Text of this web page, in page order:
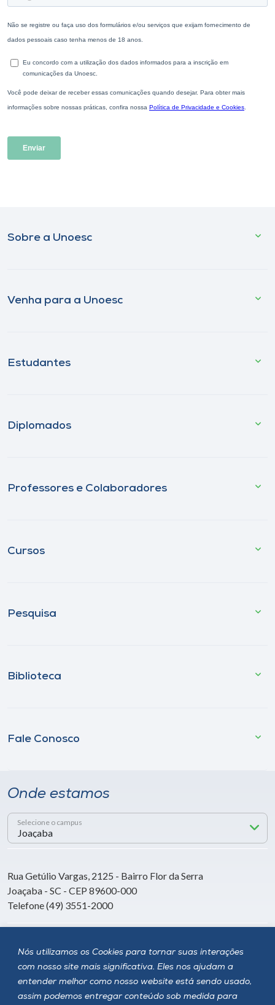
Nós utilizamos os Cookies para tornar suas interações
com nosso site mais significativa. Eles nos ajudam a
entender melhor como nosso website está sendo usado,
assim podemos entregar conteúdo sob medida para
Sobre a Unoesc
Venha para a Unoesc
Estudantes
Diplomados
Professores e Colaboradores
Cursos
Pesquisa
Biblioteca
Fale Conosco
Onde estamos
Selecione o campus
Rua Getúlio Vargas, 2125 - Bairro Flor da Serra
Joaçaba - SC - CEP 89600-000
Telefone (49) 3551-2000
Siga a Unoesc